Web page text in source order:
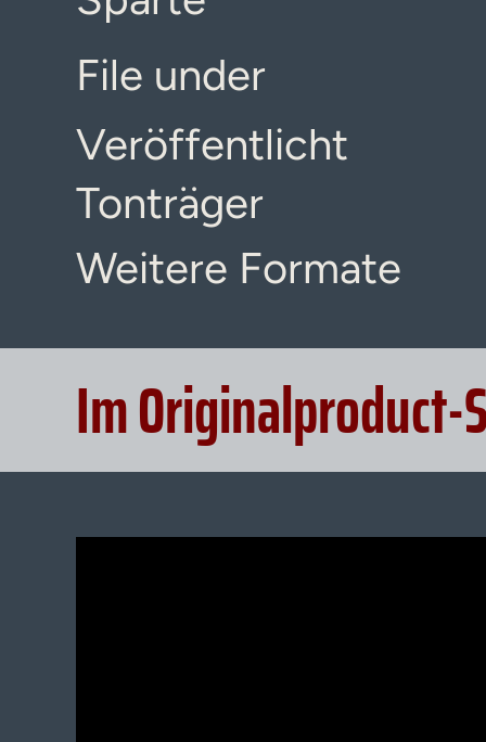
File under
Veröffentlicht
Tonträger
Weitere Formate
Im